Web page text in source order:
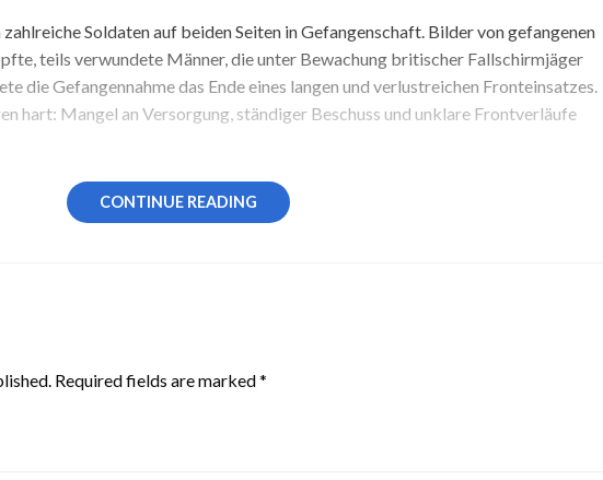
Soldaten auf beiden Seiten in Gefangenschaft. Bilder von gefangenen
teils verwundete Männer, die unter Bewachung britischer Fallschirmjäger
die Gefangennahme das Ende eines langen und verlustreichen Fronteinsatzes.
hart: Mangel an Versorgung, ständiger Beschuss und unklare Frontverläufe
CONTINUE READING
Required fields are marked*